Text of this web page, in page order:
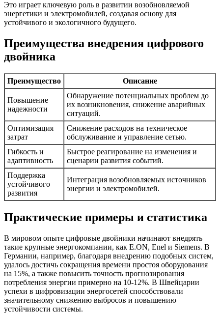
Это играет ключевую роль в развитии возобновляемой
энергетики и электромобилей, создавая основу для
устойчивого и экологичного будущего.
Преимущества внедрения цифрового
двойника
Преимущество Описание
Повышение
надежности
Обнаружение потенциальных проблем до
их возникновения, снижение аварийных
ситуаций.
Оптимизация
затрат
Снижение расходов на техническое
обслуживание и управление сетью.
Гибкость и
адаптивность
Быстрое реагирование на изменения и
сценарии развития событий.
Поддержка
устойчивого
развития
Интеграция возобновляемых источников
энергии и электромобилей.
Практические примеры и статистика
В мировом опыте цифровые двойники начинают внедрять
такие крупные энергокомпании, как E.ON, Enel и Siemens. В
Германии, например, благодаря внедрению подобных систем,
удалось достичь сокращения времени простоя оборудования
на 15%, а также повысить точность прогнозирования
потребления энергии примерно на 10-12%. В Швейцарии
успехи в цифровизации энергосетей способствовали
значительному снижению выбросов и повышению
устойчивости системы.